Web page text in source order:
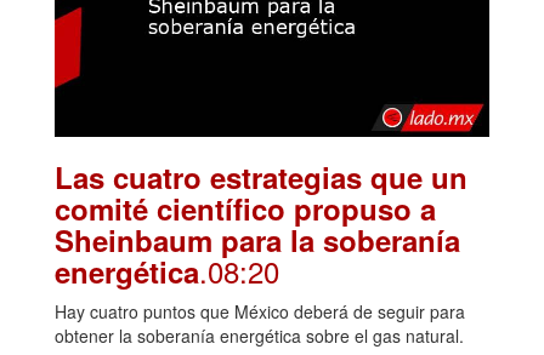
Las cuatro estrategias que un
comité científico propuso a
Sheinbaum para la soberanía
energética.08:20
Hay cuatro puntos que México deberá de seguir para
obtener la soberanía energética sobre el gas natural.